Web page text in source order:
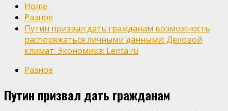
Home
Разное
Путин призвал дать гражданам возможность
распоряжаться личными данными: Деловой
климат: Экономика: Lenta.ru
Разное
Путин призвал дать гражданам